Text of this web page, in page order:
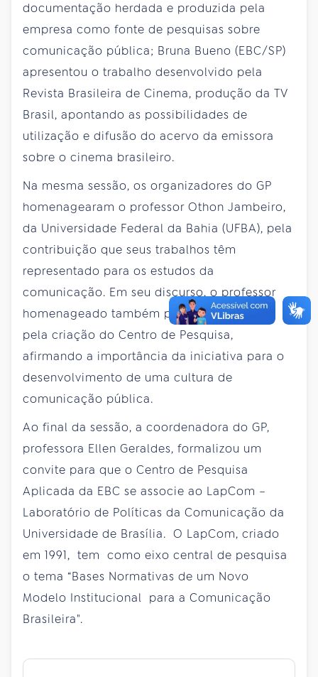
documentação herdada e produzida pela
empresa como fonte de pesquisas sobre
comunicação pública; Bruna Bueno (EBC/SP)
apresentou o trabalho desenvolvido pela
Revista Brasileira de Cinema, produção da TV
Brasil, apontando as possibilidades de
utilização e difusão do acervo da emissora
sobre o cinema brasileiro.
Na mesma sessão, os organizadores do GP
homenagearam o professor Othon Jambeiro,
da Universidade Federal da Bahia (UFBA), pela
contribuição que seus trabalhos têm
representado para os estudos da
comunicação. Em seu discurso, o professor
homenageado também parabenizou a EBC
pela criação do Centro de Pesquisa,
afirmando a importância da iniciativa para o
desenvolvimento de uma cultura de
comunicação pública.
Ao final da sessão, a coordenadora do GP,
professora Ellen Geraldes, formalizou um
convite para que o Centro de Pesquisa
Aplicada da EBC se associe ao LapCom –
Laboratório de Políticas da Comunicação da
Universidade de Brasília. O LapCom, criado
em 1991, tem como eixo central de pesquisa
o tema “Bases Normativas de um Novo
Modelo Institucional para a Comunicação
Brasileira".